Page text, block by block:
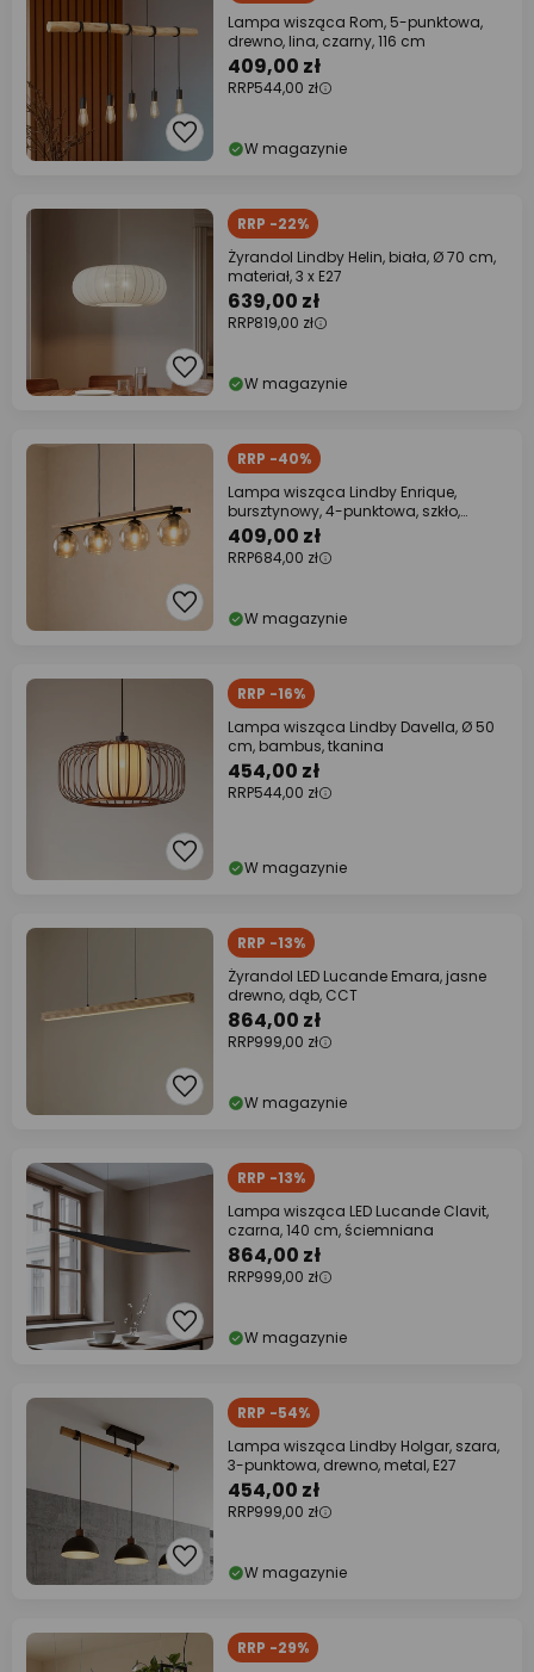
Lampa wisząca Rom, 5-punktowa,
drewno, lina, czarny, 116 cm
409,00 zł
RRP544,00 zł
W magazynie
RRP -22%
Żyrandol Lindby Helin, biała, Ø 70 cm,
materiał, 3 x E27
639,00 zł
RRP819,00 zł
W magazynie
RRP -40%
Lampa wisząca Lindby Enrique,
bursztynowy, 4-punktowa, szkło,
drewno, E27
409,00 zł
RRP684,00 zł
W magazynie
RRP -16%
Lampa wisząca Lindby Davella, Ø 50
cm, bambus, tkanina
454,00 zł
RRP544,00 zł
W magazynie
RRP -13%
Żyrandol LED Lucande Emara, jasne
drewno, dąb, CCT
864,00 zł
RRP999,00 zł
W magazynie
RRP -13%
Lampa wisząca LED Lucande Clavit,
czarna, 140 cm, ściemniana
864,00 zł
RRP999,00 zł
W magazynie
RRP -54%
Lampa wisząca Lindby Holgar, szara,
3-punktowa, drewno, metal, E27
454,00 zł
RRP999,00 zł
W magazynie
RRP -29%